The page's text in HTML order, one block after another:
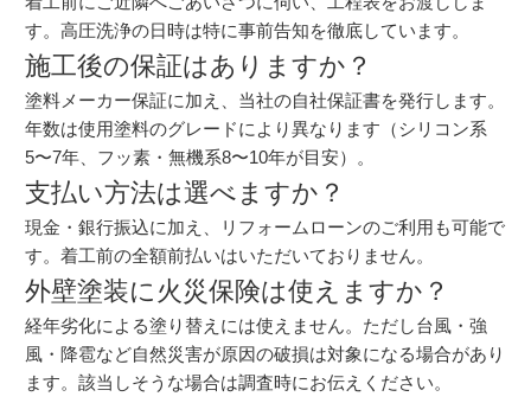
す。高圧洗浄の日時は特に事前告知を徹底しています。
施工後の保証はありますか？
塗料メーカー保証に加え、当社の自社保証書を発行します。
年数は使用塗料のグレードにより異なります（シリコン系
5〜7年、フッ素・無機系8〜10年が目安）。
支払い方法は選べますか？
現金・銀行振込に加え、リフォームローンのご利用も可能で
す。着工前の全額前払いはいただいておりません。
外壁塗装に火災保険は使えますか？
経年劣化による塗り替えには使えません。ただし台風・強
風・降雹など自然災害が原因の破損は対象になる場合があり
ます。該当しそうな場合は調査時にお伝えください。